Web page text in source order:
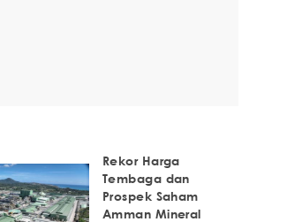
Rekor Harga
Tembaga dan
Prospek Saham
Amman Mineral